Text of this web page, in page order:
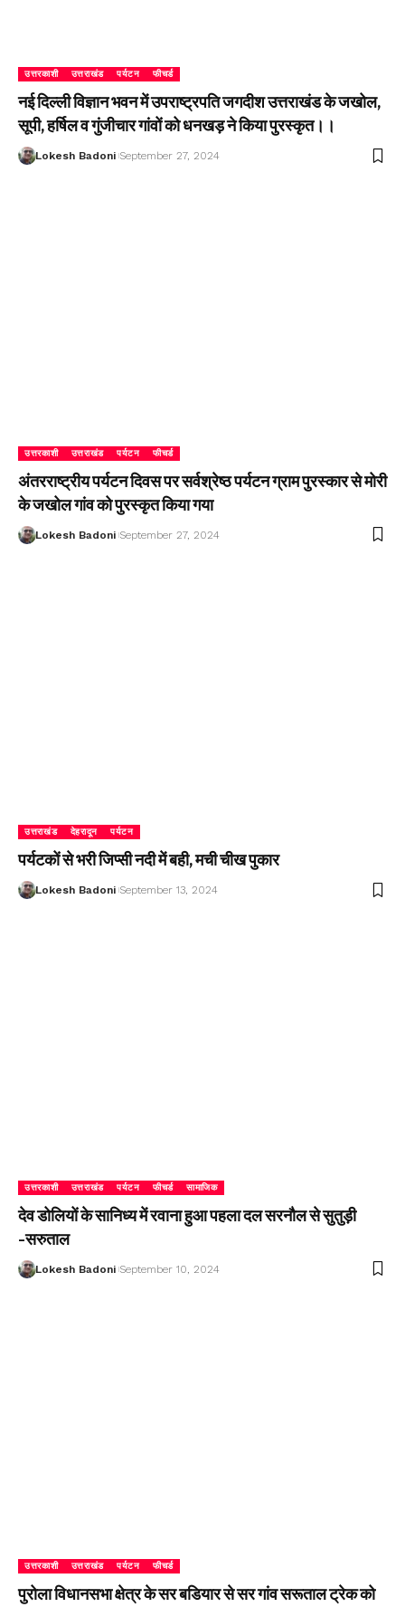
उत्तरकाशी उत्तराखंड पर्यटन फीचर्ड
नई दिल्ली विज्ञान भवन में उपराष्ट्रपति जगदीश उत्तराखंड के जखोल,
सूपी, हर्षिल व गुंजीचार गांवों को धनखड़ ने किया पुरस्कृत।।
Lokesh Badoni September 27, 2024
उत्तरकाशी उत्तराखंड पर्यटन फीचर्ड
अंतरराष्ट्रीय पर्यटन दिवस पर सर्वश्रेष्ठ पर्यटन ग्राम पुरस्कार से मोरी
के जखोल गांव को पुरस्कृत किया गया
Lokesh Badoni September 27, 2024
उत्तराखंड देहरादून पर्यटन
पर्यटकों से भरी जिप्सी नदी में बही, मची चीख पुकार
Lokesh Badoni September 13, 2024
उत्तरकाशी उत्तराखंड पर्यटन फीचर्ड सामाजिक
देव डोलियों के सानिध्य में रवाना हुआ पहला दल सरनौल से सुतुड़ी
-सरुताल
Lokesh Badoni September 10, 2024
उत्तरकाशी उत्तराखंड पर्यटन फीचर्ड
पुरोला विधानसभा क्षेत्र के सर बडियार से सर गांव सरूताल ट्रेक को